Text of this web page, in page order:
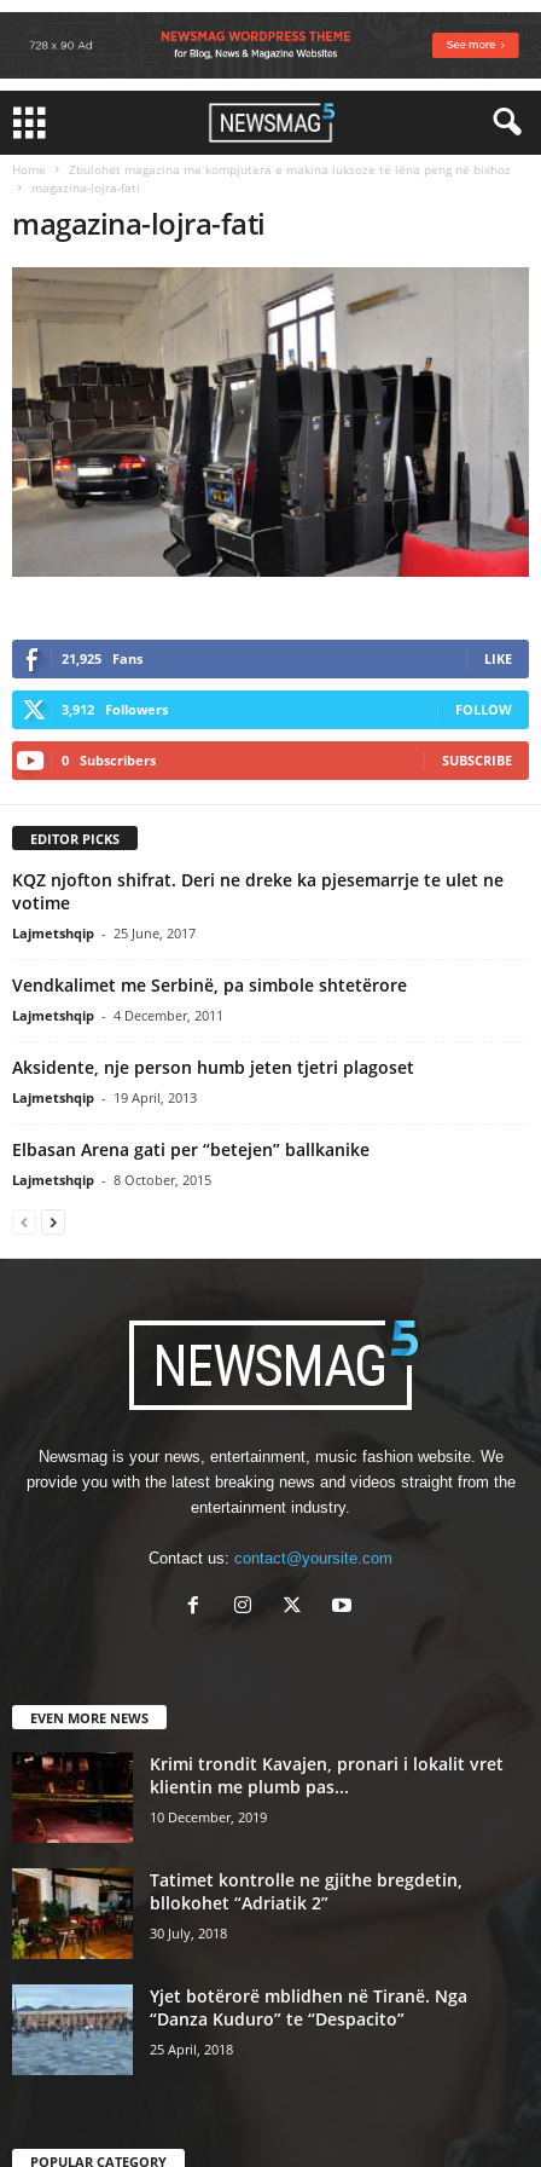
Home
Zbulohet magazina me kompjutera e makina luksoze të lëna peng në bixhoz
magazina-lojra-fati
magazina-lojra-fati
21,925 Fans LIKE
3,912 Followers FOLLOW
0 Subscribers SUBSCRIBE
EDITOR PICKS
KQZ njofton shifrat. Deri ne dreke ka pjesemarrje te ulet ne
votime
Lajmetshqip - 25 June, 2017
Vendkalimet me Serbinë, pa simbole shtetërore
Lajmetshqip - 4 December, 2011
Aksidente, nje person humb jeten tjetri plagoset
Lajmetshqip - 19 April, 2013
Elbasan Arena gati per “betejen” ballkanike
Lajmetshqip - 8 October, 2015
Newsmag is your news, entertainment, music fashion website. We
provide you with the latest breaking news and videos straight from the
entertainment industry.
Contact us: contact@yoursite.com
EVEN MORE NEWS
Krimi trondit Kavajen, pronari i lokalit vret
klientin me plumb pas...
10 December, 2019
Tatimet kontrolle ne gjithe bregdetin,
bllokohet “Adriatik 2”
30 July, 2018
Yjet botërorë mblidhen në Tiranë. Nga
“Danza Kuduro” te “Despacito”
25 April, 2018
POPULAR CATEGORY